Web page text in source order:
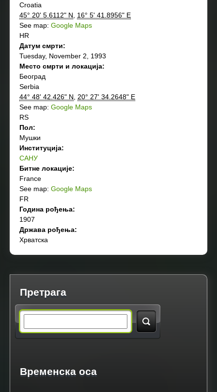
Croatia
45° 20' 5.6112" N
16° 5' 41.8956" E
See map: Google Maps
HR
Датум смрти:
Tuesday, November 2, 1993
Место смрти и локација:
Београд
Serbia
44° 48' 42.426" N
20° 27' 34.2648" E
See map: Google Maps
RS
Пол:
Мушки
Институција:
САНУ
Битне локације:
France
See map: Google Maps
FR
Година рођења:
1907
Држава рођења:
Хрватска
Претрага
a
Временска оса